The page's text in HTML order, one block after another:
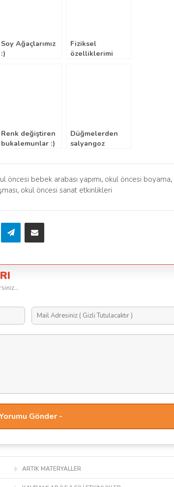
Soy Ağaçlarımız
:)
Fiziksel
özelliklerimi
Renk değiştiren
bukalemunlar :)
Düğmelerden
salyangoz
öncesi bebek arabası yapımı, okul öncesi boyama,
, okul öncesi sanat etkinlikleri
WhatsAppTelegram
ARTIK MATERYALLER